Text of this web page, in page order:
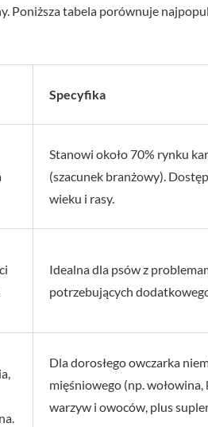
Poniższa tabela porównuje
Specyfika
Stanowi około 70% rynku
(szacunek branżowy).
wieku i rasy.
Idealna dla psów z
potrzebujących
Dla dorosłego owczarka
mięśniowego (np.
warzyw i owoców, plus